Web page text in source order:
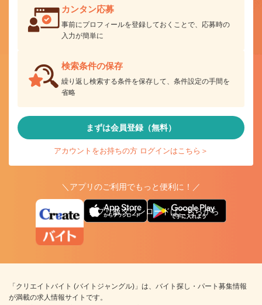
カンタン応募
事前にプロフィールを登録しておくことで、応募時の
入力が簡単に
検索条件の保存
繰り返し検索する条件を保存して、条件設定の手間を
省略
まずは会員登録（無料）
アカウントをお持ちの方 ログインはこちら＞
＼アプリのご利用でもっと便利に！／
アプリ版ダウンロードはこちらから
「クリエイトバイト (バイトジャングル)」は、バイト探し・パート募集情報
が満載の求人情報サイトです。